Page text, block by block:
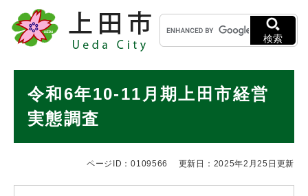
メニューを飛ばして本文へ
キ
ー
ワ
検
検索
令和6年10-11月期上田市経営
実態調査
ページID：0109566 更新日：2025年2月25日更新